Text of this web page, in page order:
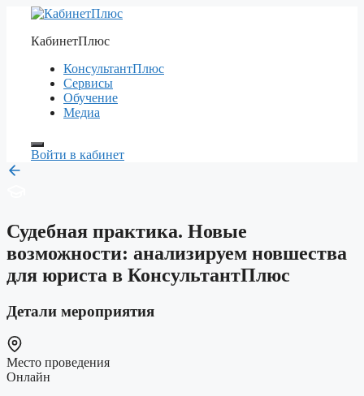
Перейти
содержимому
КабинетПлюс
КонсультантПлюс
Сервисы
Обучение
Медиа
Войти в кабинет
Судебная практика. Новые
возможности: анализируем новшества
для юриста в КонсультантПлюс
Детали мероприятия
Место проведения
Онлайн